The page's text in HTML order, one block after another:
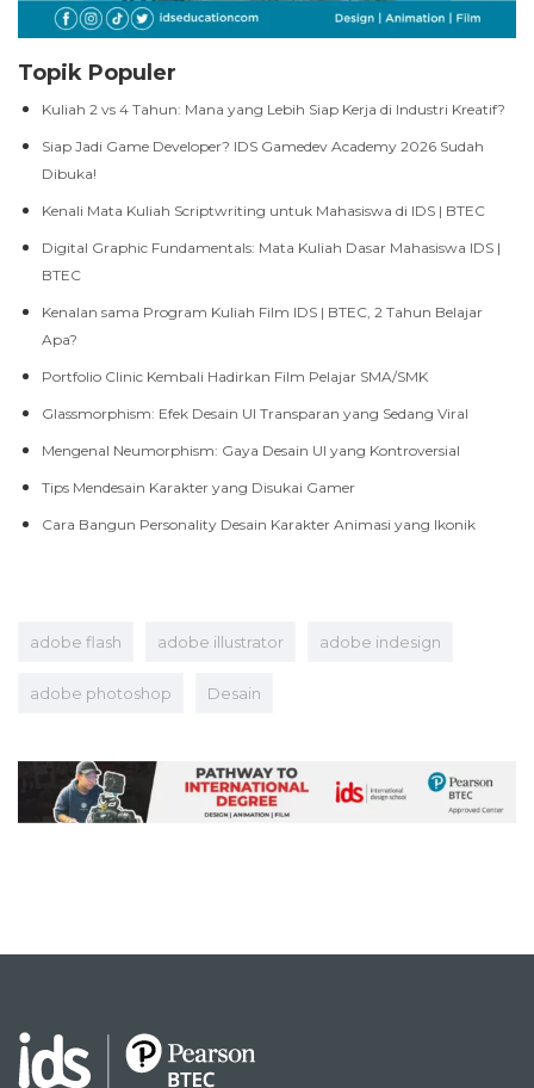
Topik Populer
Kuliah 2 vs 4 Tahun: Mana yang Lebih Siap Kerja di Industri Kreatif?
Siap Jadi Game Developer? IDS Gamedev Academy 2026 Sudah
Dibuka!
Kenali Mata Kuliah Scriptwriting untuk Mahasiswa di IDS | BTEC
Digital Graphic Fundamentals: Mata Kuliah Dasar Mahasiswa IDS |
BTEC
Kenalan sama Program Kuliah Film IDS | BTEC, 2 Tahun Belajar
Apa?
Portfolio Clinic Kembali Hadirkan Film Pelajar SMA/SMK
Glassmorphism: Efek Desain UI Transparan yang Sedang Viral
Mengenal Neumorphism: Gaya Desain UI yang Kontroversial
Tips Mendesain Karakter yang Disukai Gamer
Cara Bangun Personality Desain Karakter Animasi yang Ikonik
adobe flash adobe illustrator adobe indesign
adobe photoshop Desain